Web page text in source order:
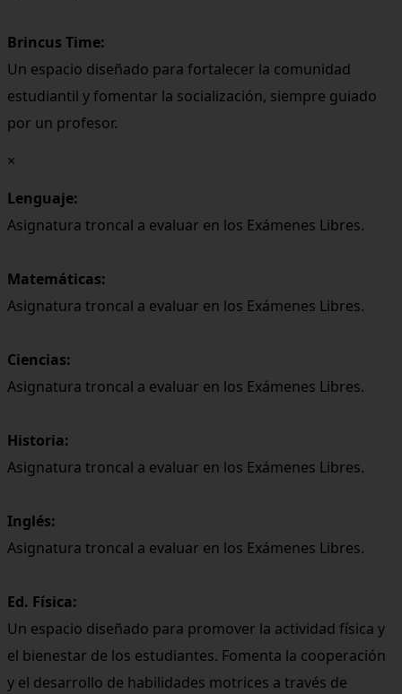
Brincus Time:
Un espacio diseñado para fortalecer la comunidad
estudiantil y fomentar la socialización, siempre guiado
por un profesor.
×
Lenguaje:
Asignatura troncal a evaluar en los Exámenes Libres.
Matemáticas:
Asignatura troncal a evaluar en los Exámenes Libres.
Ciencias:
Asignatura troncal a evaluar en los Exámenes Libres.
Historia:
Asignatura troncal a evaluar en los Exámenes Libres.
Inglés:
Asignatura troncal a evaluar en los Exámenes Libres.
Ed. Física:
Un espacio diseñado para promover la actividad física y
el bienestar de los estudiantes. Fomenta la cooperación
y el desarrollo de habilidades motrices a través de